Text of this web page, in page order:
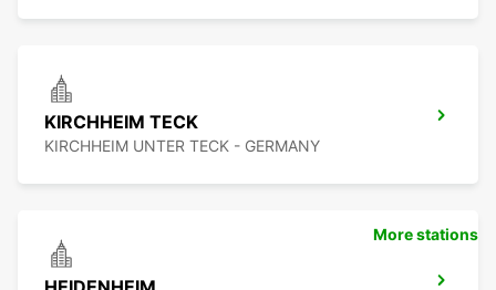
KIRCHHEIM TECK
KIRCHHEIM UNTER TECK - GERMANY
More stations